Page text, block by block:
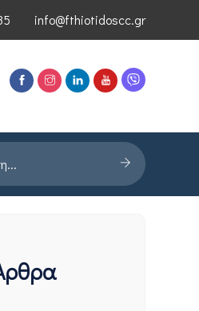
info@fthiotidoscc.gr
ΕΦΕΠΑΕ Παρουσίαση Έρευνας